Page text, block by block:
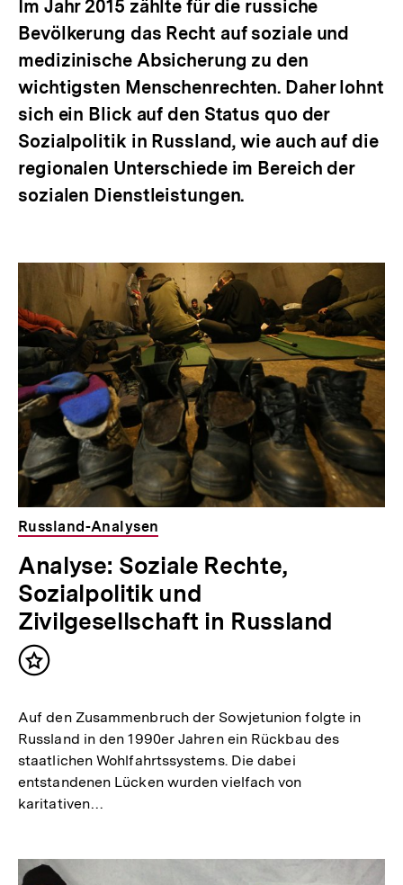
Im Jahr 2015 zählte für die russiche
Bevölkerung das Recht auf soziale und
medizinische Absicherung zu den
wichtigsten Menschenrechten. Daher lohnt
sich ein Blick auf den Status quo der
Sozialpolitik in Russland, wie auch auf die
regionalen Unterschiede im Bereich der
sozialen Dienstleistungen.
Russland-Analysen
Analyse: Soziale Rechte,
Sozialpolitik und
Zivilgesellschaft in Russland
Inhalt
Auf den Zusammenbruch der Sowjetunion folgte in
Russland in den 1990er Jahren ein Rückbau des
staatlichen Wohlfahrtssystems. Die dabei
entstandenen Lücken wurden vielfach von
karitativen…